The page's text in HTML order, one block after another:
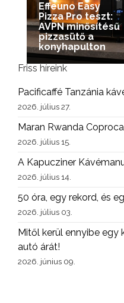
Effeuno Easy
Pizza Pro teszt:
AVPN minősítésű
pizzasütő a
konyhapulton
Friss híreink
Pacificaffé Tanzánia
2026. július 27.
Maran Rwanda
2026. július 15.
A Kapucziner
2026. július 14.
50 óra, egy rekord, és
2026. július 03.
Mitől kerül ennyibe egy
autó árát!
2026. június 09.